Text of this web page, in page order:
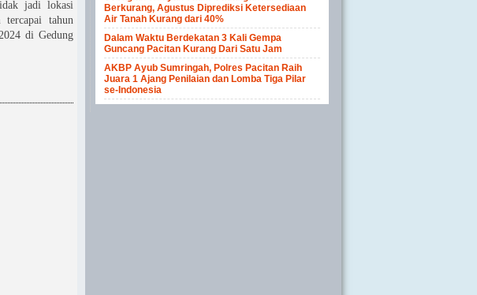
jadi lokasi
tercapai tahun
di Gedung
Berkurang, Agustus Diprediksi Ketersediaan
Air Tanah Kurang dari 40%
Dalam Waktu Berdekatan 3 Kali Gempa
Guncang Pacitan Kurang Dari Satu Jam
AKBP Ayub Sumringah, Polres Pacitan Raih
Juara 1 Ajang Penilaian dan Lomba Tiga Pilar
se-Indonesia